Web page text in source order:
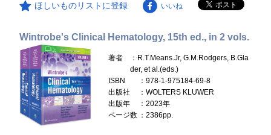
ほしいものリストに登録 いいね
Wintrobe's Clinical Hematology, 15th ed., in 2 vols.
著者
：R.T.Means.Jr, G.M.Rodgers, B.Gla
der, et al.(eds.)
ISBN
：978-1-975184-69-8
出版社
：WOLTERS KLUWER
出版年
：2023年
ページ数 ：2386pp.